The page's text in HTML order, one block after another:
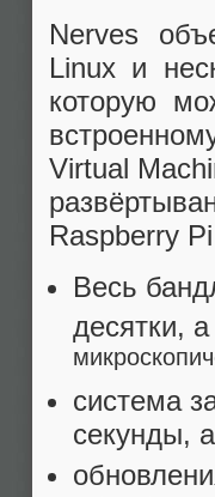
Nerves
Linux и
которую
Virtual
Raspberry
Весь
десятки,
система
секунды,